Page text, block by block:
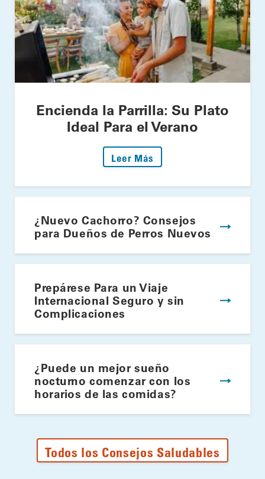
Encienda la Parrilla: Su Plato
Ideal Para el Verano
Leer Más
¿Nuevo Cachorro? Consejos
para Dueños de Perros Nuevos
Prepárese Para un Viaje
Internacional Seguro y sin
Complicaciones
¿Puede un mejor sueño
nocturno comenzar con los
horarios de las comidas?
Todos los Consejos Saludables